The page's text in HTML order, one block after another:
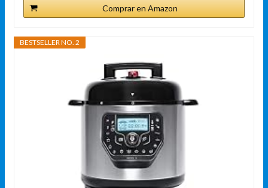
Comprar en Amazon
BESTSELLER NO. 2